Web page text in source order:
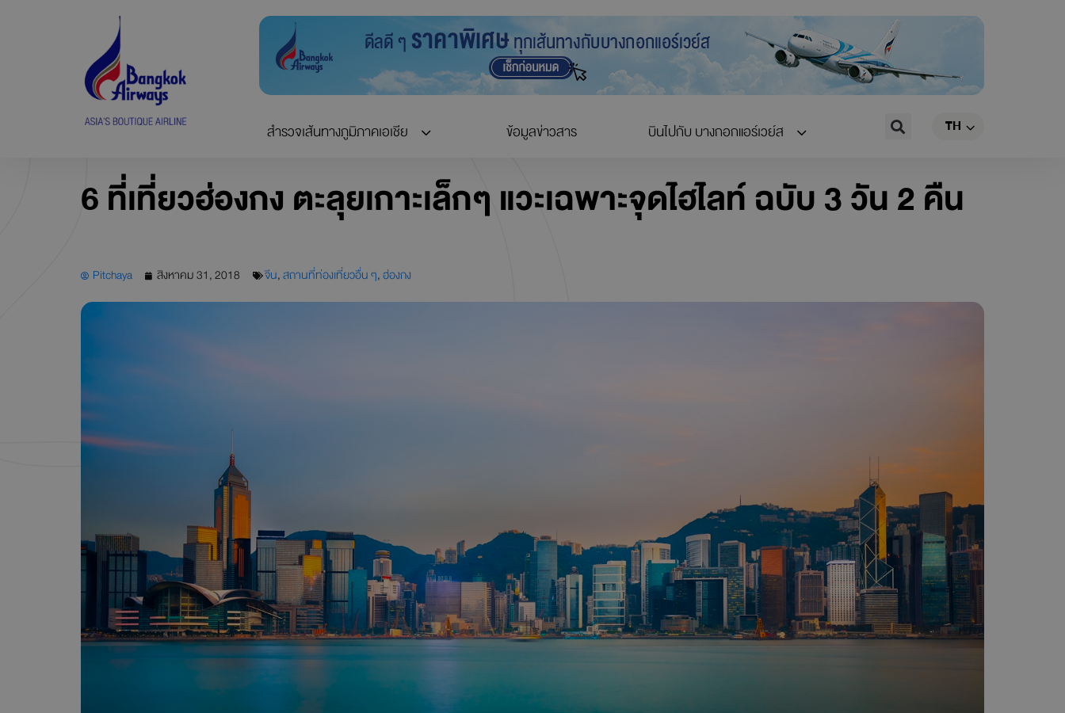
สำรวจเส้นทางภูมิภาคเอเชีย ข้อมูลข่าวสาร บินไปกับ บางกอกแอร์เวย์ส SearchTH
EN
CN
6 ที่เที่ยวฮ่องกง ตะลุยเกาะเล็กๆ แวะเฉพาะจุดไฮไลท์ ฉบับ 3 วัน 2 คืน
Pitchaya สิงหาคม 31, 2018 จีน,สถานที่ท่องเที่ยวอื่น ๆ,ฮ่องกง